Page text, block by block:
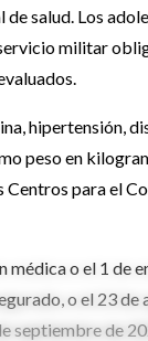
salud. Los
militar
hipertensión,
peso en
para el
o el 1 de
o el 23
septiembre de